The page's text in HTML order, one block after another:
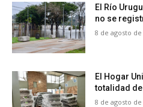
El Río
no se
8 de agosto de
El Hogar
totalidad
8 de agosto de